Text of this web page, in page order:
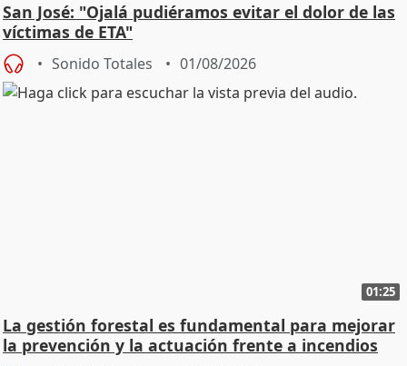
San José: "Ojalá pudiéramos evitar el dolor de las
víctimas de ETA"
Sonido Totales 01/08/2026
01:25
La gestión forestal es fundamental para mejorar
la prevención y la actuación frente a incendios